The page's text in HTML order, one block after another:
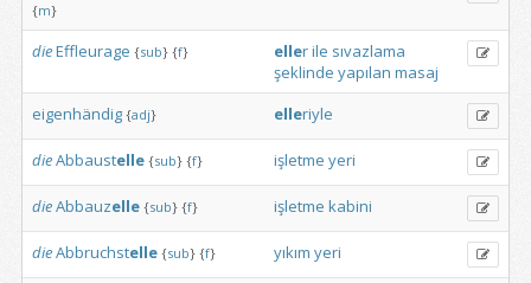
{m}
dieEffleurage {sub} {f} ellerile sıvazlama
şeklinde yapılan masaj
eigenhändig {adj} elleriyle
dieAbbaustelle {sub} {f} işletme yeri
dieAbbauzelle {sub} {f} işletme kabini
dieAbbruchstelle {sub} {f} yıkım yeri